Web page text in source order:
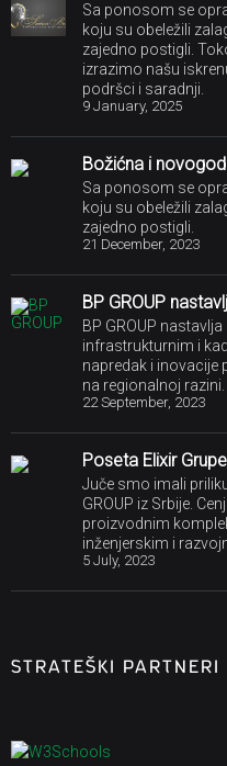
Sa ponosom se
koju su obeležili
zajedno postigli.
izrazimo našu
podršci i saradnji.
9 January, 2025
Božićna i
Sa ponosom se
koju su obeležili
zajedno postigli.
21 December, 2023
BP GROUP
BP GROUP
infrastrukturnim i
napredak i inovacije
na regionalnoj razini.
22 September, 2023
Poseta Elixir Grupe
Juče smo imali
GROUP iz Srbije.
proizvodnim
inženjerskim i
5 July, 2023
STRATEŠKI PARTNERI